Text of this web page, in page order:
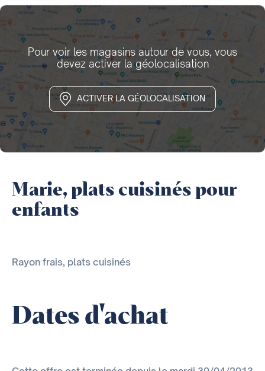
Pour voir les magasins autour de vous, vous
devez activer la géolocalisation
ACTIVER LA GÉOLOCALISATION
Marie, plats cuisinés pour
enfants
Rayon frais, plats cuisinés
Dates d'achat